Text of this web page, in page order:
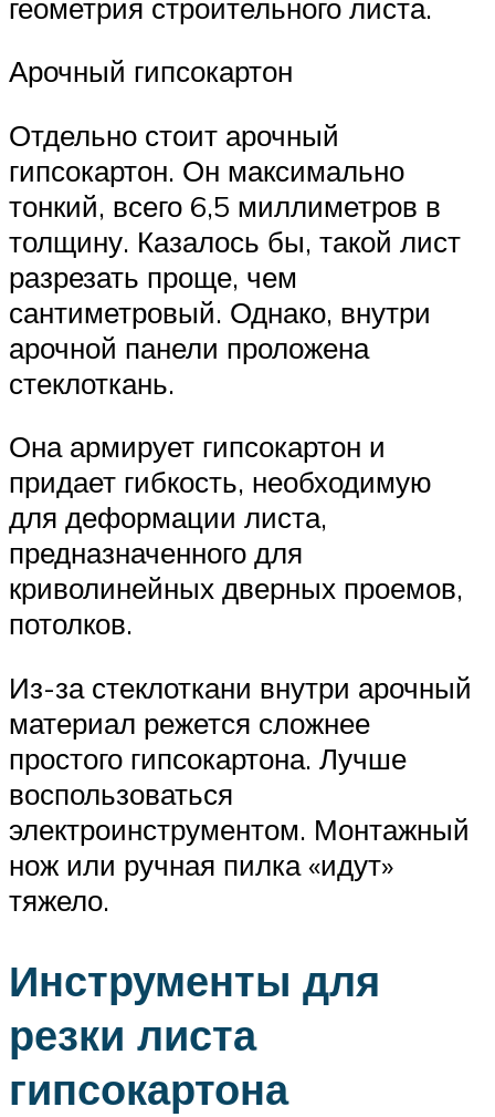
геометрия строительного листа.
Арочный гипсокартон
Отдельно стоит арочный
гипсокартон. Он максимально
тонкий, всего 6,5 миллиметров в
толщину. Казалось бы, такой лист
разрезать проще, чем
сантиметровый. Однако, внутри
арочной панели проложена
стеклоткань.
Она армирует гипсокартон и
придает гибкость, необходимую
для деформации листа,
предназначенного для
криволинейных дверных проемов,
потолков.
Из-за стеклоткани внутри арочный
материал режется сложнее
простого гипсокартона. Лучше
воспользоваться
электроинструментом. Монтажный
нож или ручная пилка «идут»
тяжело.
Инструменты для
резки листа
гипсокартона